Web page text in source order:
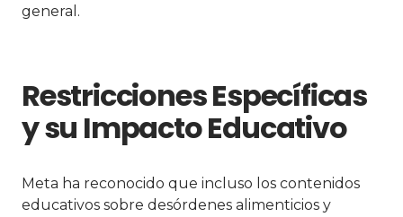
general.
Restricciones Específicas
y su Impacto Educativo
Meta ha reconocido que incluso los contenidos
educativos sobre desórdenes alimenticios y